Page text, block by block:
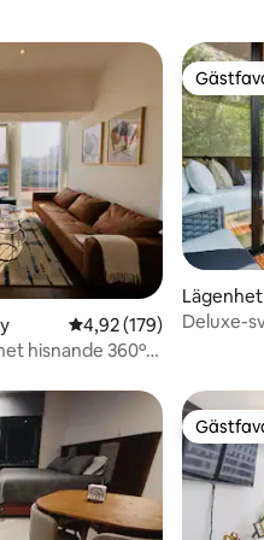
4,92 av 5 i
4,92 (179)
hisnande 360º
Deluxe-